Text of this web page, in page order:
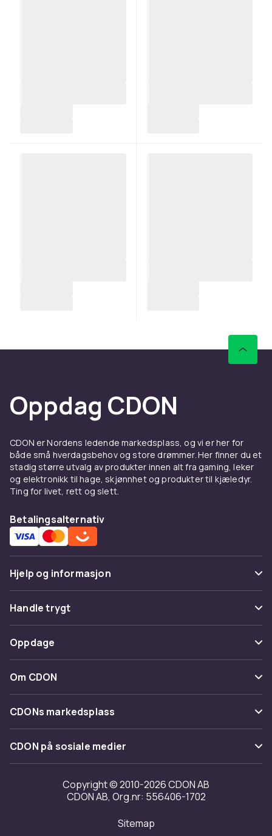
Oppdag CDON
CDON er Nordens ledende markedsplass, og vi er her for
både små hverdagsbehov og store drømmer. Her finner du et
stadig større utvalg av produkter innen alt fra gaming, leker
og elektronikk til hage, skjønnhet og produkter til kjæledyr.
Ting for livet, rett og slett.
Betalingsalternativ
Hjelp og informasjon
Vanlige spørsmål
Spor pakke
Angre & returner her
Kontakt oss
Handle trygt
Betaling
Levering
Tilbakekallinger
Oppdage
Kategorier
Varemerker
Om CDON
Om oss
Kundeanmeldelser
Jobbe på CDON
Investor relations
Tilgjengelighet
CDONs markedsplass
Merchant Help Center
CDON på sosiale medier
Copyright © 2010-2026 CDON AB
CDON AB, Org.nr: 556406-1702
Sitemap